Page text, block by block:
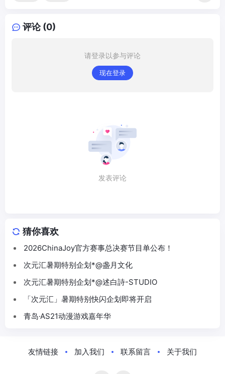
评论 (0)
请登录以参与评论
现在登录
发表评论
猜你喜欢
2026ChinaJoy官方赛事总决赛节目单公布！
次元汇暑期特别企划*@盏月文化
次元汇暑期特别企划*@述白詩-STUDIO
「次元汇」暑期特别快闪企划即将开启
青岛·AS21动漫游戏嘉年华
友情链接 加入我们 联系留言 关于我们